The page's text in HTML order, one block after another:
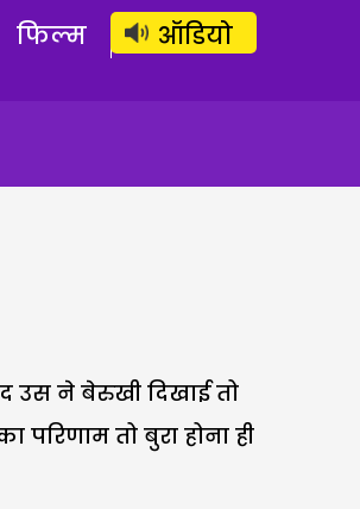
इन सब्सक्राइब करें
फिल्म ऑडियो
उस ने बेरुखी दिखाई तो
तो बुरा होना ही